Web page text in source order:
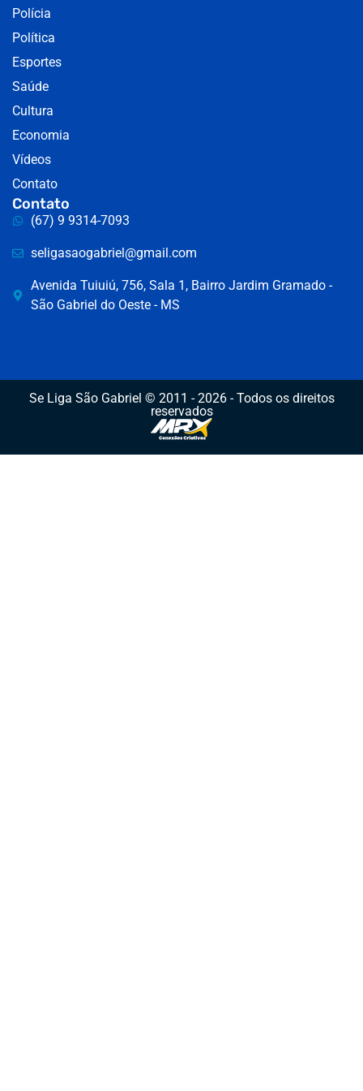
Polícia
Política
Esportes
Saúde
Cultura
Economia
Vídeos
Contato
Contato
(67) 9 9314-7093
seligasaogabriel@gmail.com
Avenida Tuiuiú, 756, Sala 1, Bairro Jardim Gramado -
São Gabriel do Oeste - MS
Se Liga São Gabriel © 2011 - 2026 - Todos os direitos
reservados